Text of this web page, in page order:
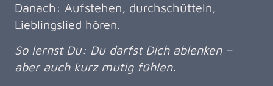
Danach: Aufstehen, durchschütteln,
Lieblingslied hören.
So lernst Du: Du darfst Dich ablenken –
aber auch kurz mutig fühlen.